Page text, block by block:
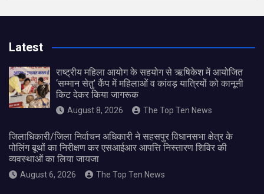
Latest
राष्ट्रीय महिला आयोग के सहयोग से ऋषिकेश में आयोजित
‘सम्मान सेतु’ कैंप में महिलाओं व कांवड़ यात्रियों को कानूनी
किट देकर किया जागरूक
August 8, 2026 The Top Ten News
जिलाधिकारी/जिला निर्वाचन अधिकारी ने सहसपुर विधानसभा क्षेत्र के
पोलिंग बूथों का निरीक्षण कर एसआईआर आपत्ति निस्तारण शिविर की
व्यवस्थाओं का लिया जायजा
August 6, 2026 The Top Ten News